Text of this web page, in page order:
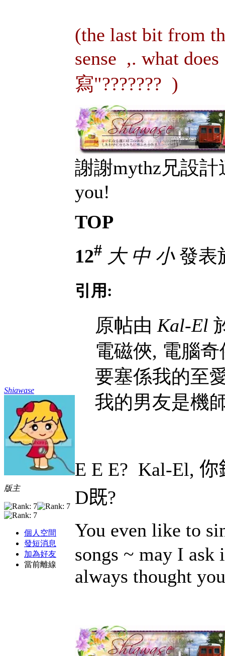
(the last bit from
sense ,. what
寫"??????? )
謝謝mythz兄設
you!
TOP
Shiawase
版主
個人空間
發短消息
加為好友
當前離線
12# 大 中 小發表
引用:
原帖由 Kal-El
電磁俠, 電腦
要塞係我的至
我的男友是機
E E E? Kal-El, 你
D既?
You even like to
songs ~ may I
always thought